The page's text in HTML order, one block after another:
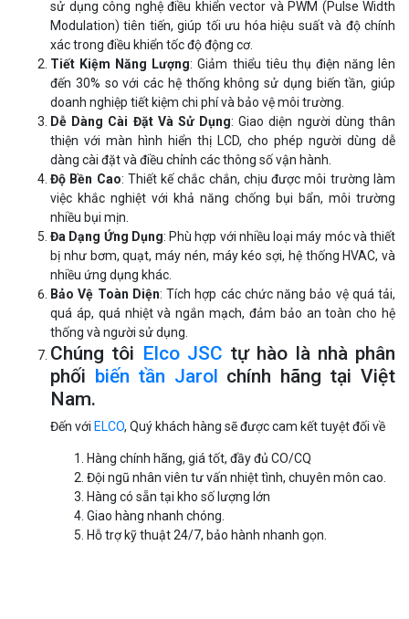
sử dụng công nghệ điều khiển vector và PWM (Pulse Width
Modulation) tiên tiến, giúp tối ưu hóa hiệu suất và độ chính
xác trong điều khiển tốc độ động cơ.
Tiết Kiệm Năng Lượng: Giảm thiểu tiêu thụ điện năng lên
đến 30% so với các hệ thống không sử dụng biến tần, giúp
doanh nghiệp tiết kiệm chi phí và bảo vệ môi trường.
Dễ Dàng Cài Đặt Và Sử Dụng: Giao diện người dùng thân
thiện với màn hình hiển thị LCD, cho phép người dùng dễ
dàng cài đặt và điều chỉnh các thông số vận hành.
Độ Bền Cao: Thiết kế chắc chắn, chịu được môi trường làm
việc khắc nghiệt với khả năng chống bụi bẩn, môi trường
nhiều bụi mịn.
Đa Dạng Ứng Dụng: Phù hợp với nhiều loại máy móc và thiết
bị như bơm, quạt, máy nén, máy kéo sợi, hệ thống HVAC, và
nhiều ứng dụng khác.
Bảo Vệ Toàn Diện: Tích hợp các chức năng bảo vệ quá tải,
quá áp, quá nhiệt và ngắn mạch, đảm bảo an toàn cho hệ
thống và người sử dụng.
Chúng tôi Elco JSC tự hào là nhà phân
phối biến tần Jarol chính hãng tại Việt
Nam.
Đến với ELCO, Quý khách hàng sẽ được cam kết tuyệt đối về
Hàng chính hãng, giá tốt, đầy đủ CO/CQ
Đội ngũ nhân viên tư vấn nhiệt tình, chuyên môn cao.
Hàng có sẵn tại kho số lượng lớn
Giao hàng nhanh chóng.
Hỗ trợ kỹ thuật 24/7, bảo hành nhanh gọn.